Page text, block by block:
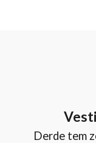
Derde tem